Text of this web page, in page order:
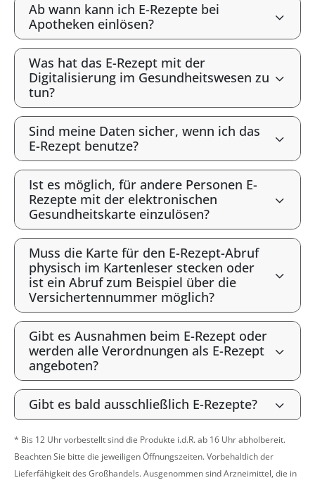
Ab wann kann ich E-Rezepte bei
Apotheken einlösen?
Was hat das E-Rezept mit der
Digitalisierung im Gesundheitswesen zu
tun?
Sind meine Daten sicher, wenn ich das
E-Rezept benutze?
Ist es möglich, für andere Personen E-
Rezepte mit der elektronischen
Gesundheitskarte einzulösen?
Muss die Karte für den E-Rezept-Abruf
physisch im Kartenleser stecken oder
ist ein Abruf zum Beispiel über die
Versichertennummer möglich?
Gibt es Ausnahmen beim E-Rezept oder
werden alle Verordnungen als E-Rezept
angeboten?
Gibt es bald ausschließlich E-Rezepte?
* Bis 12 Uhr vorbestellt sind die Produkte i.d.R. ab 16 Uhr abholbereit.
Beachten Sie bitte die jeweiligen Öffnungszeiten. Vorbehaltlich der
Lieferfähigkeit des Großhandels. Ausgenommen sind Arzneimittel, die in